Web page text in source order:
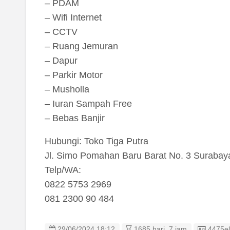
– PDAM
– Wifi Internet
– CCTV
– Ruang Jemuran
– Dapur
– Parkir Motor
– Musholla
– Iuran Sampah Free
– Bebas Banjir
Hubungi: Toko Tiga Putra
Jl. Simo Pomahan Baru Barat No. 3
Telp/WA:
0822 5753 2969
081 2300 90 484